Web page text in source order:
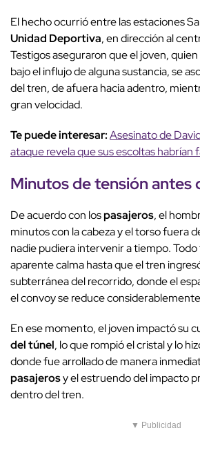
El hecho ocurrió entre las estaciones
Unidad Deportiva, en dirección al
Testigos aseguraron que el joven,
bajo el influjo de alguna sustancia, se
del tren, de afuera hacia adentro,
gran velocidad.
Te puede interesar:Asesinato de
ataque revela que sus escoltas habrían
Minutos de tensiónantes
De acuerdo con lospasajeros, el
minutos con la cabeza y el torso fuera
nadie pudiera intervenir a tiempo.
aparente calma hasta que el tren
subterránea del recorrido, donde el
el convoy se reduce
En ese momento, el joven impactó su
del túnel, lo que rompió el cristal y lo
donde fue arrollado de manera
pasajerosy el estruendo del impacto
dentro del tren.
▼ Publicidad